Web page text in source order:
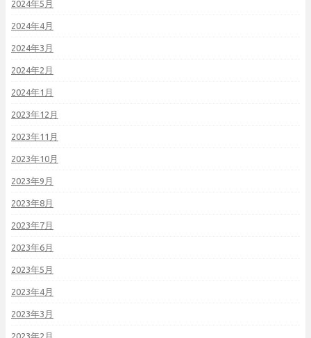
2024年5月
2024年4月
2024年3月
2024年2月
2024年1月
2023年12月
2023年11月
2023年10月
2023年9月
2023年8月
2023年7月
2023年6月
2023年5月
2023年4月
2023年3月
2023年2月